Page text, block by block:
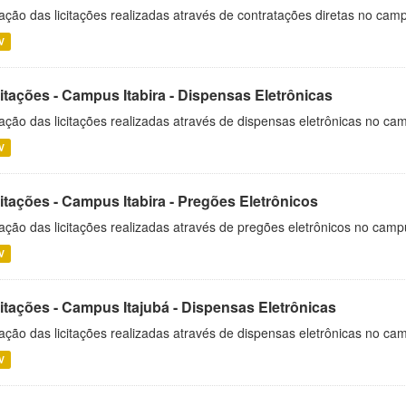
das licitações realizadas através de contratações diretas no
- Campus Itabira - Dispensas Eletrônicas
das licitações realizadas através de dispensas eletrônicas no
- Campus Itabira - Pregões Eletrônicos
das licitações realizadas através de pregões eletrônicos no
- Campus Itajubá - Dispensas Eletrônicas
das licitações realizadas através de dispensas eletrônicas no